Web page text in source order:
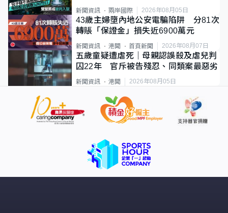
新聞資訊 兩岸國際 2026年08月05日
43歲主婦墮內地公安電騙陷阱 分81次
轉賬「保證金」損失近6900萬元
新聞資訊 港聞 首頁新聞 2026年08月07日
五歲童疑遭虐死｜母親認誤殺及虐兒判
囚22年 官斥被告殘忍、同類案最惡劣
新聞資訊 港聞 2026年08月05日